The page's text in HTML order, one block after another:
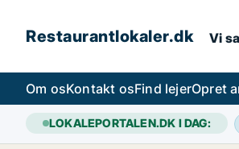
Restaurantlokaler.dk Vi
Om osKontakt osFind lejerOpret
LOKALEPORTALEN.DK I DAG: